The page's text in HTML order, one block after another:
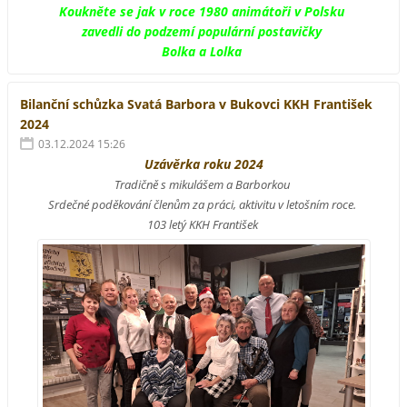
Koukněte se jak v roce 1980 animátoři v Polsku
zavedli do podzemí populární postavičky
Bolka a Lolka
Bilanční schůzka Svatá Barbora v Bukovci KKH František
2024
03.12.2024 15:26
Uzávěrka roku 2024
Tradičně s mikulášem a Barborkou
Srdečné poděkování členům za práci, aktivitu v letošním roce.
103 letý KKH František